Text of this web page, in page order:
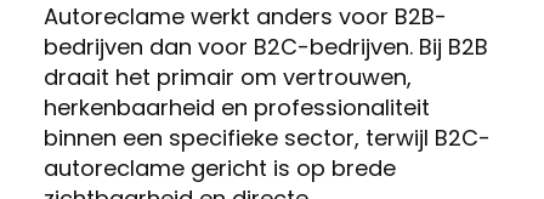
Autoreclame werkt anders voor B2B-
bedrijven dan voor B2C-bedrijven. Bij B2B
draait het primair om vertrouwen,
herkenbaarheid en professionaliteit
binnen een specifieke sector, terwijl B2C-
autoreclame gericht is op brede